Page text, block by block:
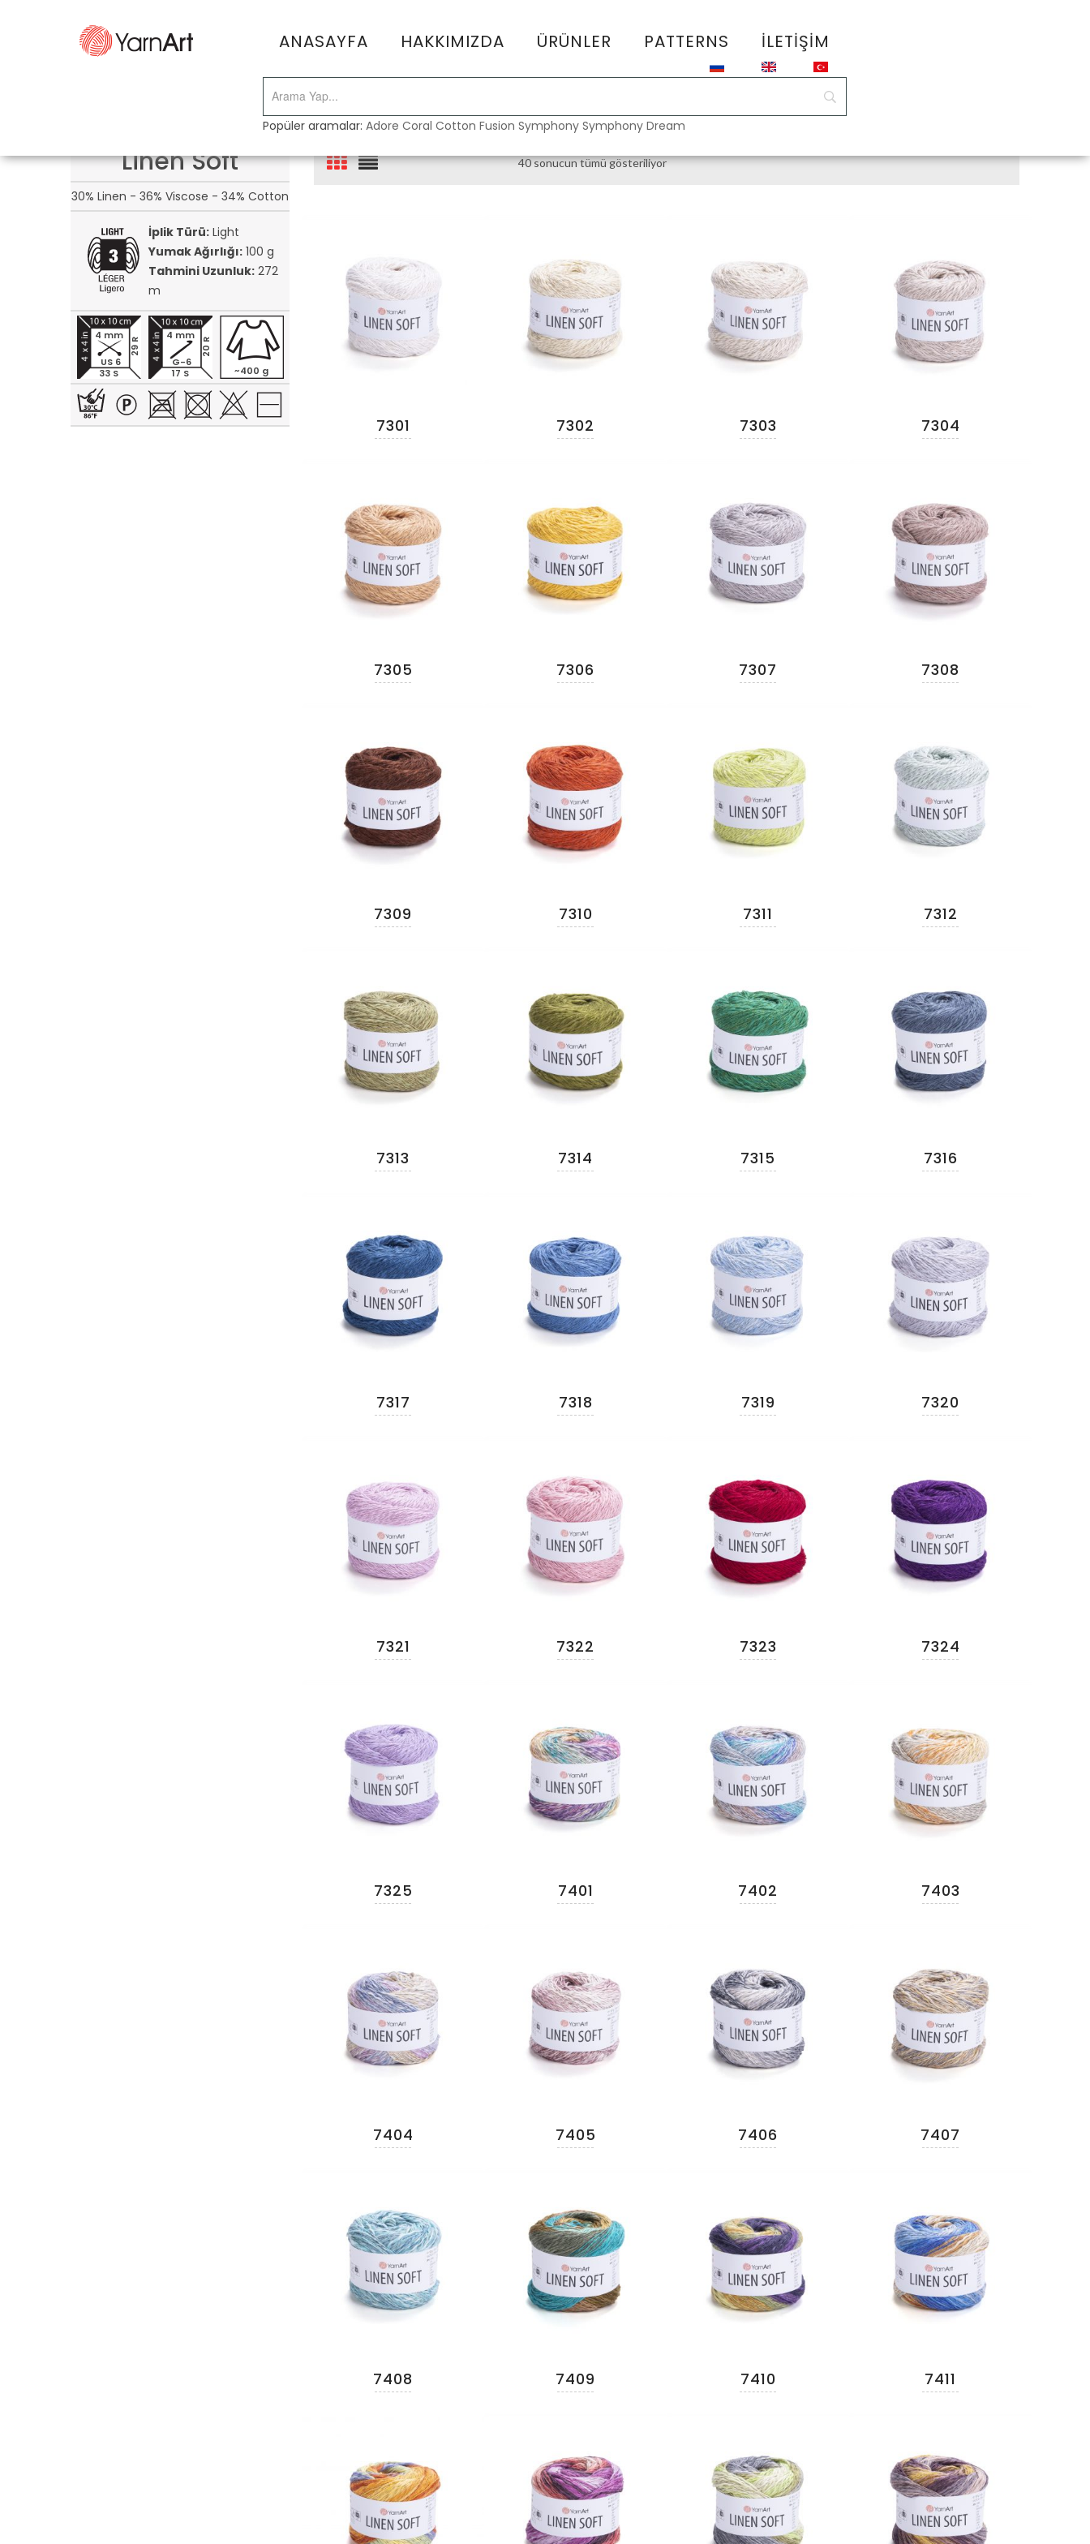
ANASAYFA HAKKIMIZDA ÜRÜNLER PATTERNS İLETIŞIM
Popüler aramalar:Adore Coral Cotton Fusion Symphony Symphony Dream
Linen Soft
30% Linen - 36% Viscose - 34% Cotton
İplik Türü:Light
Yumak Ağırlığı:100 g
Tahmini Uzunluk:272
m
33 S
29 R
4 mm
US 6
17 S
20 R
4 mm
G-6
~400 g
40 sonucun tümü gösteriliyor
7301 7302 7303 7304
7305 7306 7307 7308
7309 7310 7311 7312
7313 7314 7315 7316
7317 7318 7319 7320
7321 7322 7323 7324
7325 7401 7402 7403
7404 7405 7406 7407
7408 7409 7410 7411